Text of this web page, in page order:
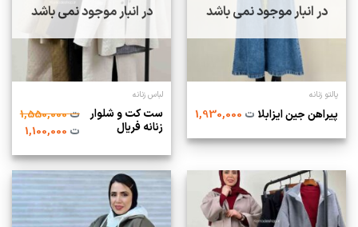
در انبار موجود نمی باشد
پالتو زنانه
پیراهن جین ایزابلات1,930,000
در انبار موجود نمی باشد
لباس زنانه
ست کت و شلوار
زنانه فریال
ت1,550,000
ت1,100,000